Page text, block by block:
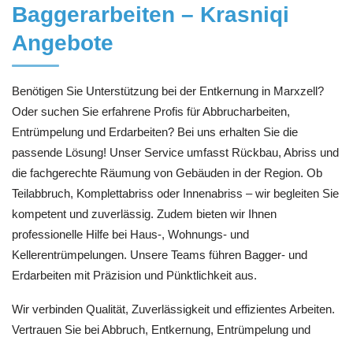
Baggerarbeiten – Krasniqi
Angebote
Benötigen Sie Unterstützung bei der Entkernung in Marxzell?
Oder suchen Sie erfahrene Profis für Abbrucharbeiten,
Entrümpelung und Erdarbeiten? Bei uns erhalten Sie die
passende Lösung! Unser Service umfasst Rückbau, Abriss und
die fachgerechte Räumung von Gebäuden in der Region. Ob
Teilabbruch, Komplettabriss oder Innenabriss – wir begleiten Sie
kompetent und zuverlässig. Zudem bieten wir Ihnen
professionelle Hilfe bei Haus-, Wohnungs- und
Kellerentrümpelungen. Unsere Teams führen Bagger- und
Erdarbeiten mit Präzision und Pünktlichkeit aus.
Wir verbinden Qualität, Zuverlässigkeit und effizientes Arbeiten.
Vertrauen Sie bei Abbruch, Entkernung, Entrümpelung und